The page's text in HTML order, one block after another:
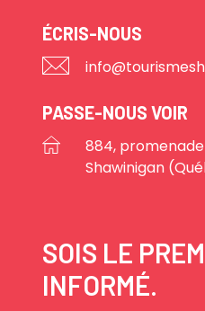
ÉCRIS-NOUS
PASSE-NOUS VOIR
884,
Shawinigan
SOIS LE
INFORMÉ.